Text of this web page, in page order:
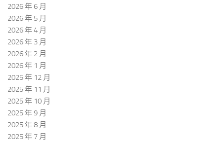
2026 年 6 月
2026 年 5 月
2026 年 4 月
2026 年 3 月
2026 年 2 月
2026 年 1 月
2025 年 12 月
2025 年 11 月
2025 年 10 月
2025 年 9 月
2025 年 8 月
2025 年 7 月